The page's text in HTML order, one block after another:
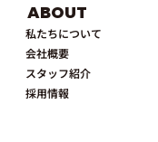
ABOUT
私たちについて
会社概要
スタッフ紹介
採用情報